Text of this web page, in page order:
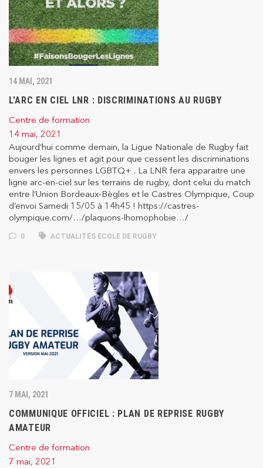
14 MAI, 2021
L’ARC EN CIEL LNR : DISCRIMINATIONS AU RUGBY
Centre de formation
14 mai, 2021
Aujourd’hui comme demain, la Ligue Nationale de Rugby fait
bouger les lignes et agit pour que cessent les discriminations
envers les personnes LGBTQ+ . La LNR fera apparaitre une
ligne arc-en-ciel sur les terrains de rugby, dont celui du match
entre l’Union Bordeaux-Bègles et le Castres Olympique, Coup
d’envoi Samedi 15/05 à 14h45 ! https://castres-
olympique.com/…/plaquons-lhomophobie…/
0 ACTUALITÉS ECOLE DE RUGBY
7 MAI, 2021
COMMUNIQUE OFFICIEL : PLAN DE REPRISE RUGBY
AMATEUR
Centre de formation
7 mai, 2021